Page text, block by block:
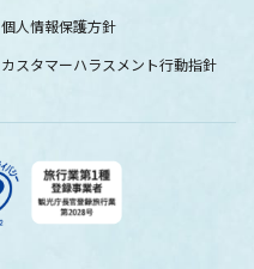
個人情報保護方針
カスタマーハラスメント行動指針